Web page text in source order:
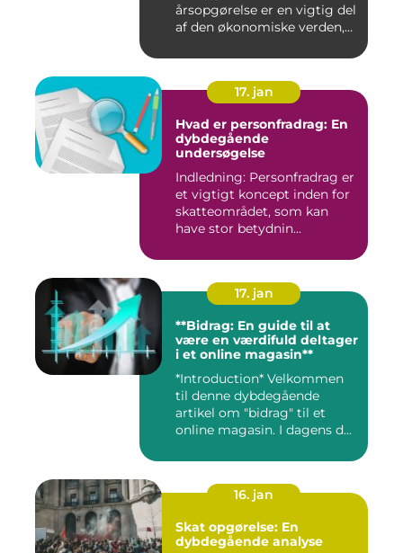
årsopgørelse er en vigtig del
af den økonomiske verden,
17. jan
Hvad er personfradrag: En
dybdegående
undersøgelse
Indledning: Personfradrag er
et vigtigt koncept inden for
skatteområdet, som kan
have stor betydnin...
17. jan
**Bidrag: En guide til at
være en værdifuld deltager
i et online magasin**
*Introduction* Velkommen
til denne dybdegående
artikel om "bidrag" til et
online magasin. I dagens d...
16. jan
Skat opgørelse: En
dybdegående analyse